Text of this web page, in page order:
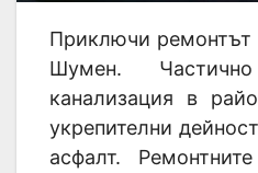
Приключи ремонтът
Шумен.
канализация в
укрепителни
асфалт.